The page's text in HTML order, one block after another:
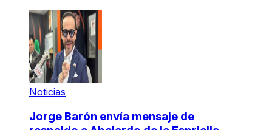
Noticias
Jorge Barón envía mensaje de